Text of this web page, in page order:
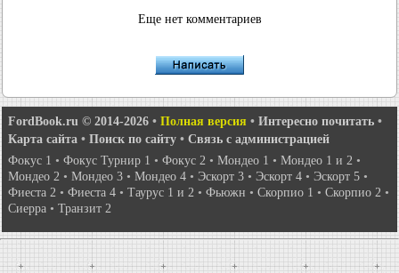
Еще нет комментариев
FordBook.ru © 2014-2026 • Полная версия • Интересно почитать •
Карта сайта • Поиск по сайту • Связь с администрацией
Фокус 1 • Фокус Турнир 1 • Фокус 2 • Мондео 1 • Мондео 1 и 2 •
Мондео 2 • Мондео 3 • Мондео 4 • Эскорт 3 • Эскорт 4 • Эскорт 5 •
Фиеста 2 • Фиеста 4 • Таурус 1 и 2 • Фьюжн • Скорпио 1 • Скорпио 2 •
Сиерра • Транзит 2